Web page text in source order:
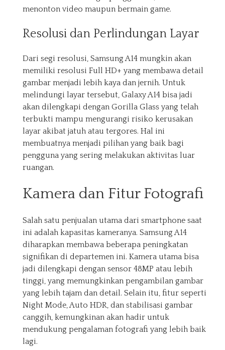
menonton video maupun bermain game.
Resolusi dan Perlindungan Layar
Dari segi resolusi, Samsung A14 mungkin akan
memiliki resolusi Full HD+ yang membawa detail
gambar menjadi lebih kaya dan jernih. Untuk
melindungi layar tersebut, Galaxy A14 bisa jadi
akan dilengkapi dengan Gorilla Glass yang telah
terbukti mampu mengurangi risiko kerusakan
layar akibat jatuh atau tergores. Hal ini
membuatnya menjadi pilihan yang baik bagi
pengguna yang sering melakukan aktivitas luar
ruangan.
Kamera dan Fitur Fotografi
Salah satu penjualan utama dari smartphone saat
ini adalah kapasitas kameranya. Samsung A14
diharapkan membawa beberapa peningkatan
signifikan di departemen ini. Kamera utama bisa
jadi dilengkapi dengan sensor 48MP atau lebih
tinggi, yang memungkinkan pengambilan gambar
yang lebih tajam dan detail. Selain itu, fitur seperti
Night Mode, Auto HDR, dan stabilisasi gambar
canggih, kemungkinan akan hadir untuk
mendukung pengalaman fotografi yang lebih baik
lagi.